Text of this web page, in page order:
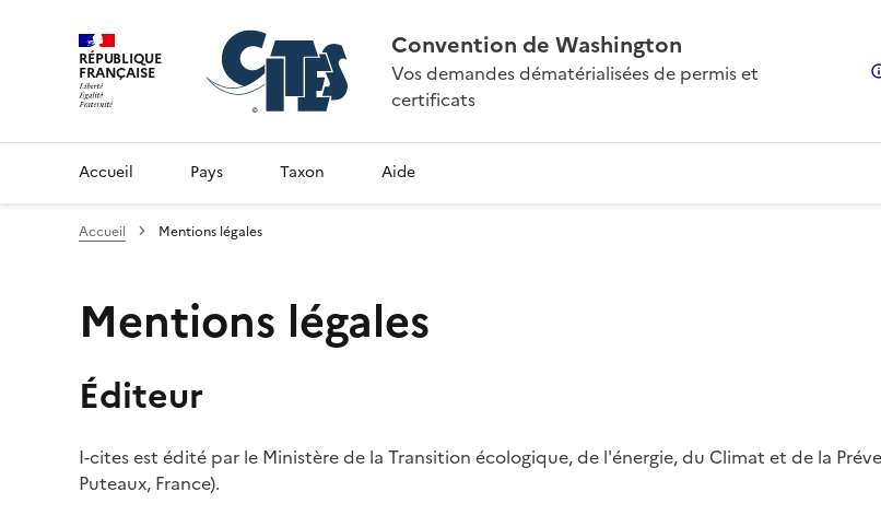
RÉPUBLIQUE
FRANÇAISE
Convention de Washington
Vos demandes dématérialisées de permis et
certificats
Accueil Pays Taxon Aide
Accueil Mentions légales
Mentions légales
Éditeur
I-cites est édité par le Ministère de la Transition écologique, de l'énergie, du Climat et de la
Puteaux, France).